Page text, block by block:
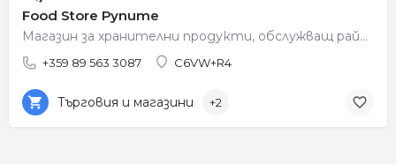
Food Store Рупите
Магазин за хранителни продукти, обслужващ района на Рупите.
+359 89 563 3087 C6VW+R4
Търговия и магазини +2